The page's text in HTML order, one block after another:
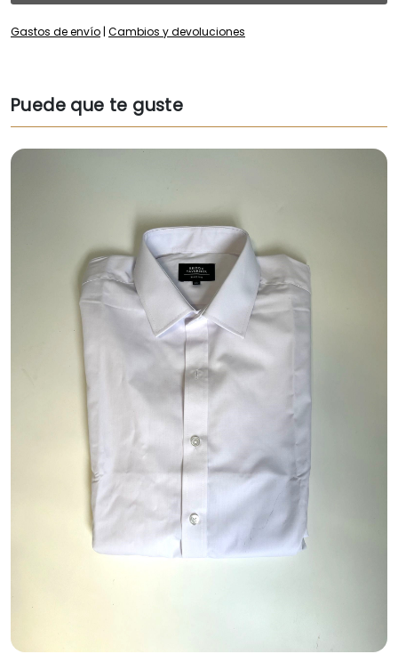
Gastos de envío | Cambios y devoluciones
Puede que te guste